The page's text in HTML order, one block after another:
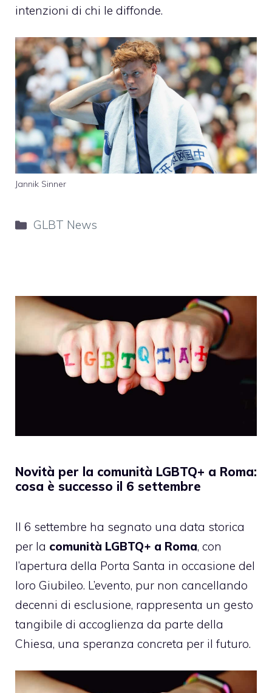
intenzioni di chi le diffonde.
Jannik Sinner
Categorie
GLBT News
Novità per la comunità LGBTQ+ a Roma:
cosa è successo il 6 settembre
Il 6 settembre ha segnato una data storica
per la comunità LGBTQ+ a Roma, con
l’apertura della Porta Santa in occasione del
loro Giubileo. L’evento, pur non cancellando
decenni di esclusione, rappresenta un gesto
tangibile di accoglienza da parte della
Chiesa, una speranza concreta per il futuro.